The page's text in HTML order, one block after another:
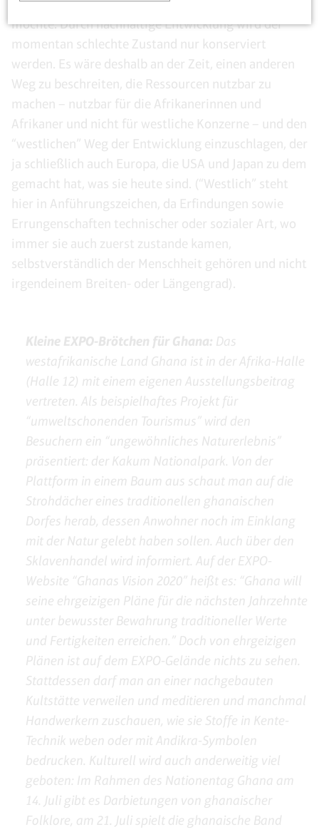
Afrika muss sich entscheiden, welchen Weg es gehen
möchte. Durch nachhaltige Entwicklung wird der
momentan schlechte Zustand nur konserviert
werden. Es wäre deshalb an der Zeit, einen anderen
Weg zu beschreiten, die Ressourcen nutzbar zu
machen – nutzbar für die Afrikanerinnen und
Afrikaner und nicht für westliche Konzerne – und den
“westlichen” Weg der Entwicklung einzuschlagen, der
ja schließlich auch Europa, die USA und Japan zu dem
gemacht hat, was sie heute sind. (“Westlich” steht
hier in Anführungszeichen, da Erfindungen sowie
Errungenschaften technischer oder sozialer Art, wo
immer sie auch zuerst zustande kamen,
selbstverständlich der Menschheit gehören und nicht
irgendeinem Breiten- oder Längengrad).
Kleine EXPO-Brötchen für Ghana: Das
westafrikanische Land Ghana ist in der Afrika-Halle
(Halle 12) mit einem eigenen Ausstellungsbeitrag
vertreten. Als beispielhaftes Projekt für
“umweltschonenden Tourismus” wird den
Besuchern ein “ungewöhnliches Naturerlebnis”
präsentiert: der Kakum Nationalpark. Von der
Plattform in einem Baum aus schaut man auf die
Strohdächer eines traditionellen ghanaischen
Dorfes herab, dessen Anwohner noch im Einklang
mit der Natur gelebt haben sollen. Auch über den
Sklavenhandel wird informiert. Auf der EXPO-
Website “Ghanas Vision 2020” heißt es: “Ghana will
seine ehrgeizigen Pläne für die nächsten Jahrzehnte
unter bewusster Bewahrung traditioneller Werte
und Fertigkeiten erreichen.” Doch von ehrgeizigen
Plänen ist auf dem EXPO-Gelände nichts zu sehen.
Stattdessen darf man an einer nachgebauten
Kultstätte verweilen und meditieren und manchmal
Handwerkern zuschauen, wie sie Stoffe in Kente-
Technik weben oder mit Andikra-Symbolen
bedrucken. Kulturell wird auch anderweitig viel
geboten: Im Rahmen des Nationentag Ghana am
14. Juli gibt es Darbietungen von ghanaischer
Folklore, am 21. Juli spielt die ghanaische Band